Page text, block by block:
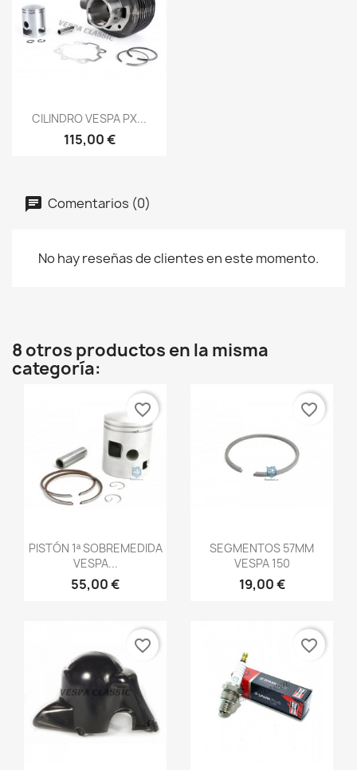
Vista rápida
CILINDRO VESPA PX...
115,00 €
Comentarios (0)
No hay reseñas de clientes en este momento.
8 otros productos en la misma
categoría:
Vista rápida
PISTÓN 1ª SOBREMEDIDA
VESPA...
55,00 €
favorite_border
Vista rápida
SEGMENTOS 57MM
VESPA 150
19,00 €
favorite_border
favorite_border favorite_border